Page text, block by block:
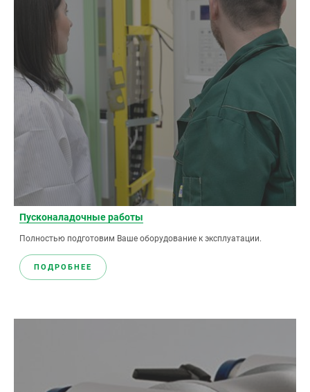
Пускoналадочные работы
Полностью подготовим Ваше оборудование к эксплуатации.
ПОДРОБНЕЕ